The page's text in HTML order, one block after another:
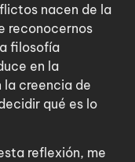
nacen de la
reconocernos
filosofía
en la
la creencia de
qué es lo
reflexión, me